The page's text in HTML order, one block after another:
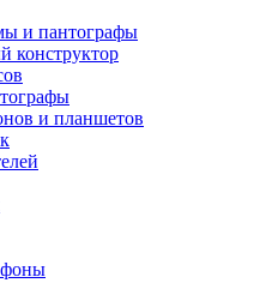
и пантографы
конструктор
и планшетов